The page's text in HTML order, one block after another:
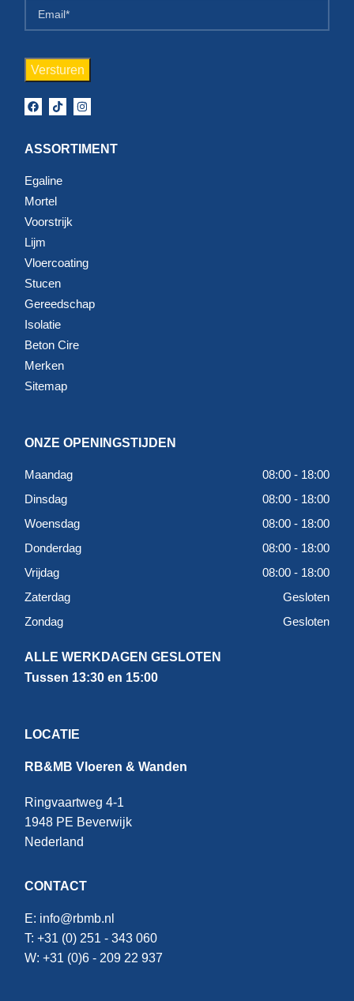
ASSORTIMENT
Egaline
Mortel
Voorstrijk
Lijm
Vloercoating
Stucen
Gereedschap
Isolatie
Beton Cire
Merken
Sitemap
ONZE OPENINGSTIJDEN
Maandag
08:00 - 18:00
Dinsdag
08:00 - 18:00
Woensdag
08:00 - 18:00
Donderdag
08:00 - 18:00
Vrijdag
08:00 - 18:00
Zaterdag
Gesloten
Zondag
Gesloten
ALLE WERKDAGEN GESLOTEN
Tussen 13:30 en 15:00
LOCATIE
RB&MB Vloeren & Wanden
Ringvaartweg 4-1
1948 PE Beverwijk
Nederland
CONTACT
E: info@rbmb.nl
T: +31 (0) 251 - 343 060
W: +31 (0)6 - 209 22 937